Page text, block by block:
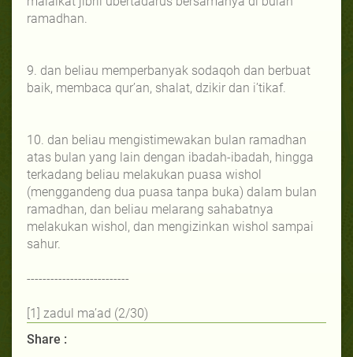
ramadhan.
9. dan beliau memperbanyak sodaqoh dan berbuat
baik, membaca qur’an, shalat, dzikir dan i’tikaf.
10. dan beliau mengistimewakan bulan ramadhan
atas bulan yang lain dengan ibadah-ibadah, hingga
terkadang beliau melakukan puasa wishol
(menggandeng dua puasa tanpa buka) dalam bulan
ramadhan, dan beliau melarang sahabatnya
melakukan wishol, dan mengizinkan wishol sampai
sahur.
--------------------------
[1] zadul ma’ad (2/30)
Share :